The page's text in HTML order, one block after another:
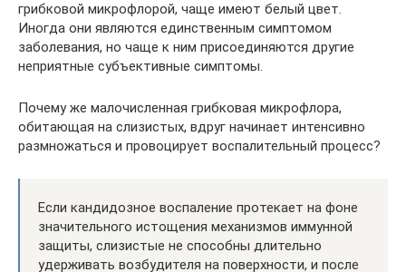
грибковой микрофлорой, чаще имеют белый цвет.
Иногда они являются единственным симптомом
заболевания, но чаще к ним присоединяются другие
неприятные субъективные симптомы.
Почему же малочисленная грибковая микрофлора,
обитающая на слизистых, вдруг начинает интенсивно
размножаться и провоцирует воспалительный процесс?
Если кандидозное воспаление протекает на фоне
значительного истощения механизмов иммунной
защиты, слизистые не способны длительно
удерживать возбудителя на поверхности, и после